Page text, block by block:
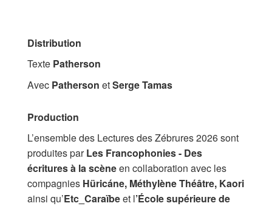
Distribution
Texte Patherson
Avec Patherson etSerge Tamas
Production
L’ensemble des Lectures des Zébrures 2026 sont
produites parLes Francophonies - Des
écritures à la scèneen collaboration avec les
compagnies Hüricáne, Méthylène Théâtre, Kaori
ainsi qu’Etc_Caraïbeet l’École supérieure de